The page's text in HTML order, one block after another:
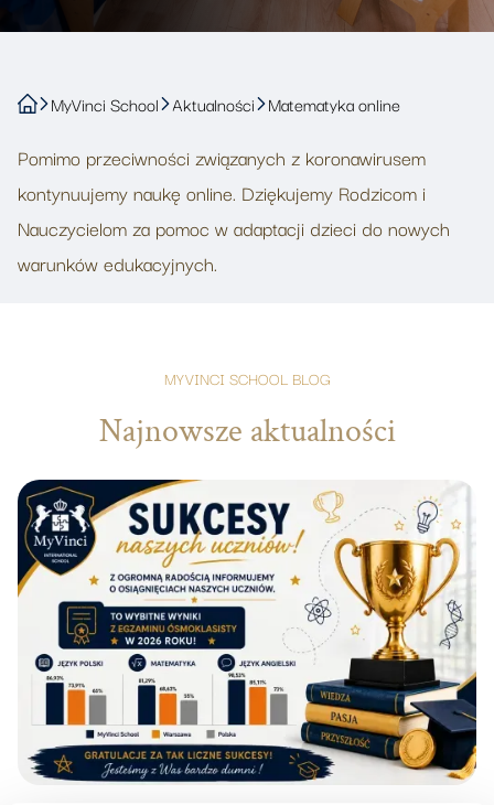
MyVinci School Aktualności Matematyka online
Pomimo przeciwności związanych z koronawirusem
kontynuujemy naukę online. Dziękujemy Rodzicom i
Nauczycielom za pomoc w adaptacji dzieci do nowych
warunków edukacyjnych.
MYVINCI SCHOOL BLOG
Najnowsze aktualności